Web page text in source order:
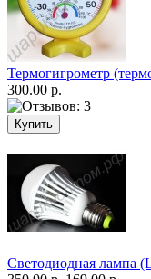
Термогигрометр
300.00 р.
Светодиодная лампа